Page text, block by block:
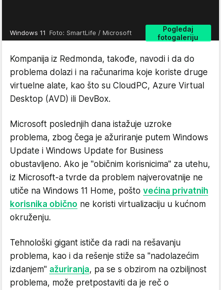
Pogledaj
fotogaleriju
Windows 11 Foto: SmartLife / Microsoft
Kompanija iz Redmonda, takođe, navodi i da do
problema dolazi i na računarima koje koriste druge
virtuelne alate, kao što su CloudPC, Azure Virtual
Desktop (AVD) ili DevBox.
Microsoft poslednjih dana istažuje uzroke
problema, zbog čega je ažuriranje putem Windows
Update i Windows Update for Business
obustavljeno. Ako je "običnim korisnicima" za utehu,
iz Microsoft-a tvrde da problem najverovatnije ne
utiče na Windows 11 Home, pošto većina privatnih
korisnika obično ne koristi virtualizaciju u kućnom
okruženju.
Tehnološki gigant ističe da radi na rešavanju
problema, kao i da rešenje stiže sa "nadolazećim
izdanjem" ažuriranja, pa se s obzirom na ozbiljnost
problema, može pretpostaviti da je reč o